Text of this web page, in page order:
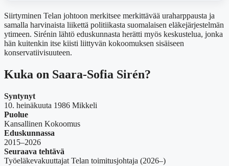
Siirtyminen Telan johtoon merkitsee merkittävää uraharppausta ja
samalla harvinaista liikettä politiikasta suomalaisen eläkejärjestelmän
ytimeen. Sirénin lähtö eduskunnasta herätti myös keskustelua, jonka
hän kuitenkin itse kiisti liittyvän kokoomuksen sisäiseen
konservatiivisuuteen.
Kuka on Saara-Sofia Sirén?
Syntynyt
10. heinäkuuta 1986 Mikkeli
Puolue
Kansallinen Kokoomus
Eduskunnassa
2015–2026
Seuraava tehtävä
Työeläkevakuuttajat Telan toimitusjohtaja (2026–)